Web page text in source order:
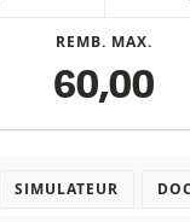
REMB. MAX.
60,00
SIMULATEUR